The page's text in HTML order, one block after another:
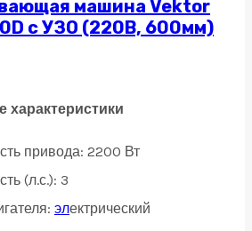
машина Vektor
с УЗО (220В, 600мм)
характеристики
привода: 2200 Вт
(л.с.): 3
электрический